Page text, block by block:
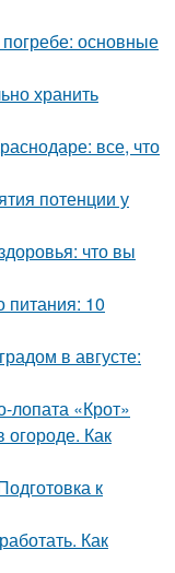
основные
хранить
все, что
потенции у
что вы
питания: 10
в августе:
лопата «Крот»
огороде. Как
к
Как